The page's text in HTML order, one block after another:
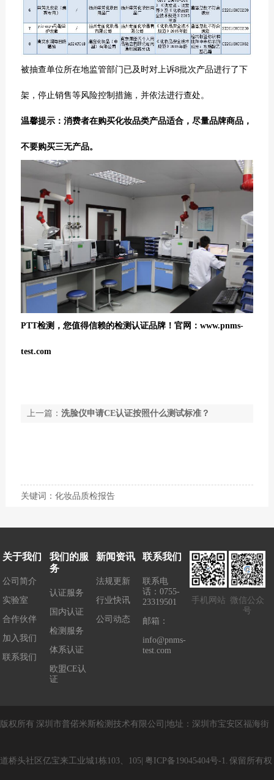
被抽查单位所在地监管部门已及时对上诉8批次产品进行了下
架，停止销售等风险控制措施，并依法进行查处。
温馨提示：消费者在购买化妆品类产品适合，尽量品牌商品，
不要购买三无产品。
PTT检测， 您值得信赖的检测认证品牌！官网： www.pnms-
test.com
上一篇： 洗脸仪申请CE认证按照什么测试标准？
关键词：化妆品质检报告
关于我们
公司简介
实验室
合作伙伴
加入我们
联系我们
我们的服
务
认证服务
国内认证
检测服务
体系认证
欧盟CE认
证
新闻资讯
法规更新
行业快讯
公司动态
联系我们
联系电
话：0755-
23319501
邮箱：
info@pnms-
test.com
手机网站 微信公众
号
版权所有 深圳市普偌米斯检测技术有限公司 地址： 深圳市宝安区福海街
道桥头社区亿宝来工业城1栋103、105 粤 ICP备 19045404号-1 保留所有权